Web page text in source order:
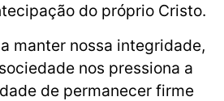
do próprio Cristo.
manter nossa integridade,
nos pressiona a
de permanecer firme